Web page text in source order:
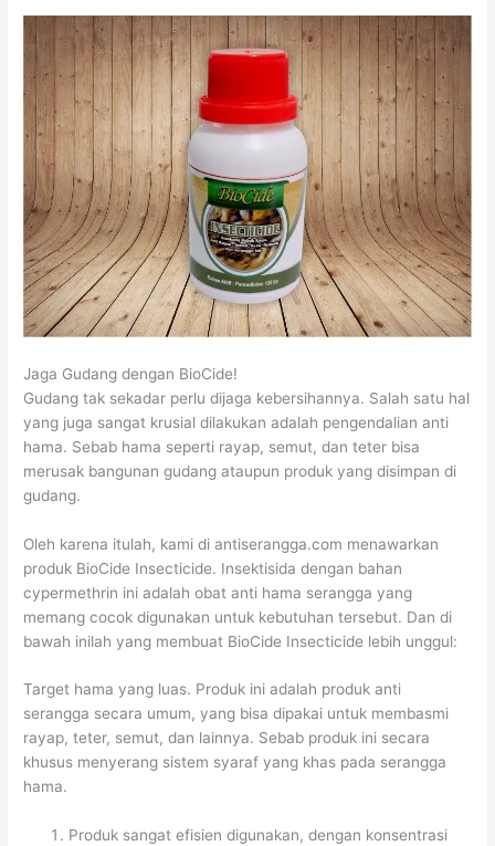
Jaga Gudang dengan BioCide!
Gudang tak sekadar perlu dijaga kebersihannya. Salah satu hal
yang juga sangat krusial dilakukan adalah pengendalian anti
hama. Sebab hama seperti rayap, semut, dan teter bisa
merusak bangunan gudang ataupun produk yang disimpan di
gudang.
Oleh karena itulah, kami di antiserangga.com menawarkan
produk BioCide Insecticide. Insektisida dengan bahan
cypermethrin ini adalah obat anti hama serangga yang
memang cocok digunakan untuk kebutuhan tersebut. Dan di
bawah inilah yang membuat BioCide Insecticide lebih unggul:
Target hama yang luas. Produk ini adalah produk anti
serangga secara umum, yang bisa dipakai untuk membasmi
rayap, teter, semut, dan lainnya. Sebab produk ini secara
khusus menyerang sistem syaraf yang khas pada serangga
hama.
Produk sangat efisien digunakan, dengan konsentrasi